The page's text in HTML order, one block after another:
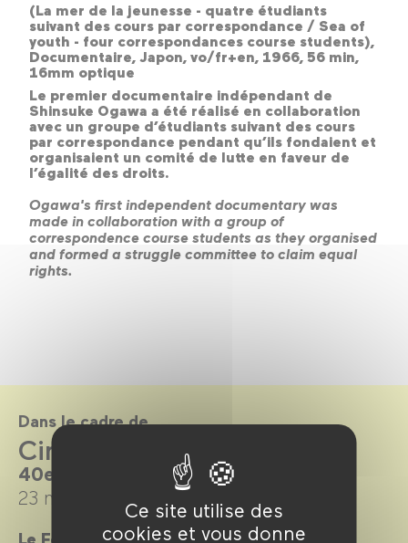
Ce site utilise des
cookies et vous donne
(La mer de la jeunesse - quatre étudiants
suivant des cours par correspondance / Sea of
youth - four correspondances course students),
Documentaire, Japon, vo/fr+en, 1966, 56 min,
16mm optique
Le premier documentaire indépendant de
Shinsuke Ogawa a été réalisé en collaboration
avec un groupe d’étudiants suivant des cours
par correspondance pendant qu’ils fondaient et
organisaient un comité de lutte en faveur de
l’égalité des droits.
Ogawa's first independent documentary was
made in collaboration with a group of
correspondence course students as they organised
and formed a struggle committee to claim equal
rights.
Dans le cadre de
Cinéma du Réel 2018
40e édition
23 mars →
1 avril 2018
Le Forum des images accueille pour la 5e